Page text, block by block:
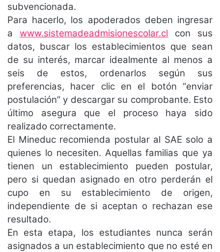
subvencionada.
Para hacerlo, los apoderados deben ingresar
a www.sistemadeadmisionescolar.cl con sus
datos, buscar los establecimientos que sean
de su interés, marcar idealmente al menos a
seis de estos, ordenarlos según sus
preferencias, hacer clic en el botón “enviar
postulación” y descargar su comprobante. Esto
último asegura que el proceso haya sido
realizado correctamente.
El Mineduc recomienda postular al SAE solo a
quienes lo necesiten. Aquellas familias que ya
tienen un establecimiento pueden postular,
pero si quedan asignado en otro perderán el
cupo en su establecimiento de origen,
independiente de si aceptan o rechazan ese
resultado.
En esta etapa, los estudiantes nunca serán
asignados a un establecimiento que no esté en